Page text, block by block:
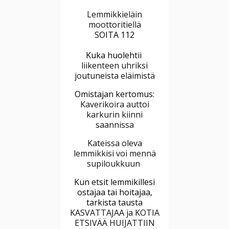
Lemmikkieläin
moottoritiellä
SOITA 112
Kuka huolehtii
liikenteen uhriksi
joutuneista eläimistä
Omistajan kertomus:
Kaverikoira auttoi
karkurin kiinni
saannissa
Kateissa oleva
lemmikkisi voi mennä
supiloukkuun
Kun etsit lemmikillesi
ostajaa tai hoitajaa,
tarkista tausta
KASVATTAJAA ja KOTIA
ETSIVÄÄ HUIJATTIIN